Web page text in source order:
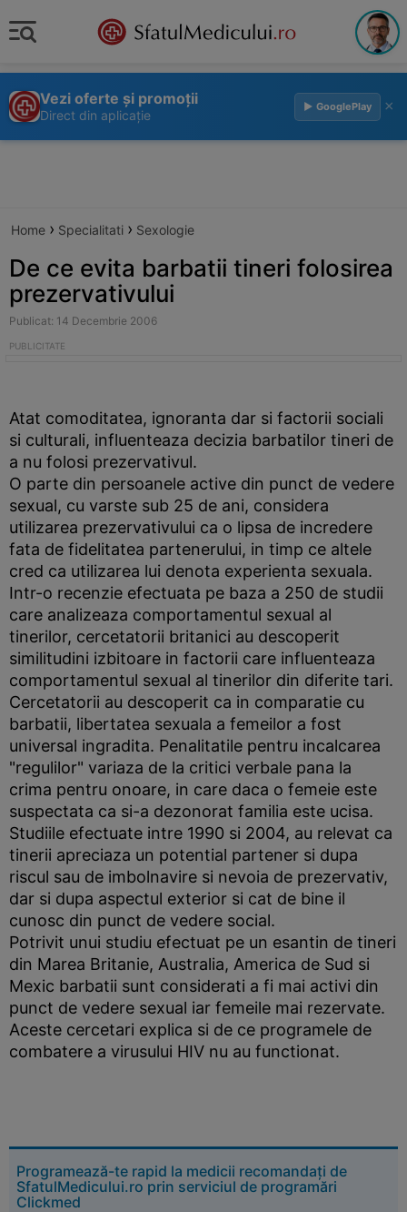
Vezi oferte și promoții
Direct din aplicație
▶ GooglePlay ×
Home › Specialitati › Sexologie
De ce evita barbatii tineri folosirea
prezervativului
Publicat: 14 Decembrie 2006
Atat comoditatea, ignoranta dar si factorii sociali
si culturali, influenteaza decizia barbatilor tineri de
a nu folosi prezervativul.
O parte din persoanele active din punct de vedere
sexual, cu varste sub 25 de ani, considera
utilizarea prezervativului ca o lipsa de incredere
fata de fidelitatea partenerului, in timp ce altele
cred ca utilizarea lui denota experienta sexuala.
Intr-o recenzie efectuata pe baza a 250 de studii
care analizeaza comportamentul sexual al
tinerilor, cercetatorii britanici au descoperit
similitudini izbitoare in factorii care influenteaza
comportamentul sexual al tinerilor din diferite tari.
Cercetatorii au descoperit ca in comparatie cu
barbatii, libertatea sexuala a femeilor a fost
universal ingradita. Penalitatile pentru incalcarea
"regulilor" variaza de la critici verbale pana la
crima pentru onoare, in care daca o femeie este
suspectata ca si-a dezonorat familia este ucisa.
Studiile efectuate intre 1990 si 2004, au relevat ca
tinerii apreciaza un potential partener si dupa
riscul sau de imbolnavire si nevoia de prezervativ,
dar si dupa aspectul exterior si cat de bine il
cunosc din punct de vedere social.
Potrivit unui studiu efectuat pe un esantin de tineri
din Marea Britanie, Australia, America de Sud si
Mexic barbatii sunt considerati a fi mai activi din
punct de vedere sexual iar femeile mai rezervate.
Aceste cercetari explica si de ce programele de
combatere a virusului HIV nu au functionat.
Programează-te rapid la medicii recomandați de
SfatulMedicului.ro prin serviciul de programări
Clickmed